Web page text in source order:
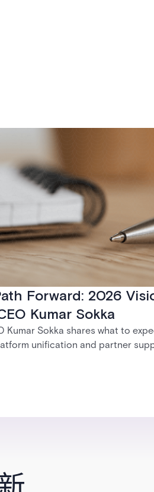
Forward: 2026
Kumar Sokka
Kumar Sokka shares what to
unification and partner